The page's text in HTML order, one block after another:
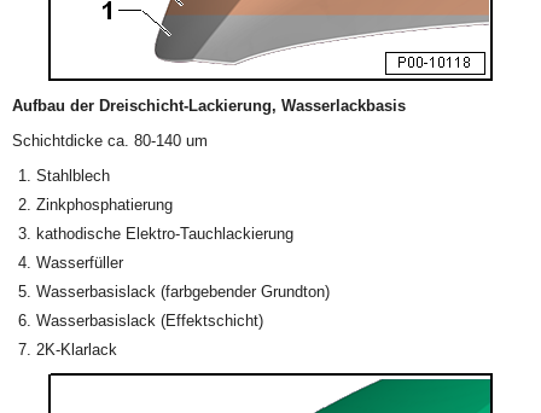
Aufbau der Dreischicht-Lackierung, Wasserlackbasis
Schichtdicke ca. 80-140 um
Stahlblech
Zinkphosphatierung
kathodische Elektro-Tauchlackierung
Wasserfüller
Wasserbasislack (farbgebender Grundton)
Wasserbasislack (Effektschicht)
2K-Klarlack